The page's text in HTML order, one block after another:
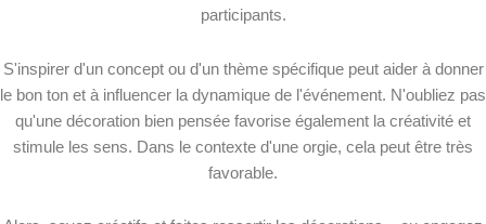
participants.
S'inspirer d'un concept ou d'un thème spécifique peut aider à donner
le bon ton et à influencer la dynamique de l'événement. N'oubliez pas
qu'une décoration bien pensée favorise également la créativité et
stimule les sens. Dans le contexte d'une orgie, cela peut être très
favorable.